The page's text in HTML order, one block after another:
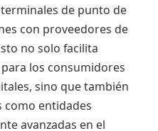
de punto de
con proveedores de
no solo facilita
los consumidores
sino que también
como entidades
avanzadas en el